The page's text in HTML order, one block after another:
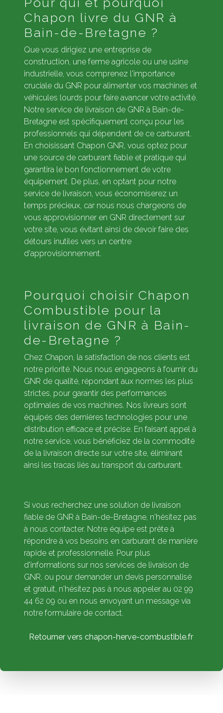
Chapon livre du GNR à
Bain-de-Bretagne ?
Que vous dirigiez une entreprise de
construction, une ferme agricole ou une usine
industrielle, vous comprenez l'importance
cruciale du GNR pour alimenter vos machines et
véhicules lourds pour faire avancer votre activité.
Notre service de livraison de GNR à Bain-de-
Bretagne est spécifiquement conçu pour les
professionnels qui dépendent de ce carburant.
En choisissant Chapon GNR, vous optez pour
une source de carburant fiable et pratique qui
garantira le bon fonctionnement de votre
équipement. De plus, en optant pour notre
service de livraison, vous économiserez un
temps précieux, car nous nous chargeons de
vous approvisionner en GNR directement sur
votre site, vous évitant ainsi de devoir faire des
détours inutiles vers un centre
d'approvisionnement.
Pourquoi choisir Chapon
Combustible pour la
livraison de GNR à Bain-
de-Bretagne ?
Chez Chapon, la satisfaction de nos clients est
notre priorité. Nous nous engageons à fournir du
GNR de qualité, répondant aux normes les plus
strictes, pour garantir des performances
optimales de vos machines. Nos livreurs sont
équipés des dernières technologies pour une
distribution efficace et précise. En faisant appel à
notre service, vous bénéficiez de la commodité
de la livraison directe sur votre site, éliminant
ainsi les tracas liés au transport du carburant.
Si vous recherchez une solution de livraison
fiable de GNR à Bain-de-Bretagne, n'hésitez pas
à nous contacter. Notre équipe est prête à
répondre à vos besoins en carburant de manière
rapide et professionnelle. Pour plus
d'informations sur nos services de livraison de
GNR, ou pour demander un devis personnalisé
et gratuit, n'hésitez pas à nous appeler au 02 99
44 62 09 ou en nous envoyant un message via
notre formulaire de contact.
Retourner vers chapon-herve-combustible.fr